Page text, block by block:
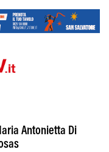
Antonietta Di